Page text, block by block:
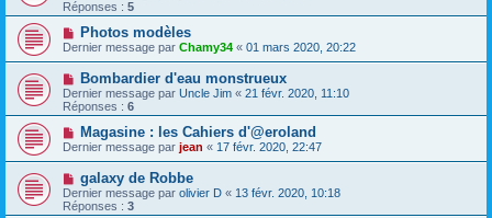
Réponses : 5
Photos modèles
Dernier message par Chamy34 « 01 mars 2020, 20:22
Bombardier d'eau monstrueux
Dernier message par Uncle Jim « 21 févr. 2020, 11:10
Réponses : 6
Magasine : les Cahiers d'@eroland
Dernier message par jean « 17 févr. 2020, 22:47
galaxy de Robbe
Dernier message par olivier D « 13 févr. 2020, 10:18
Réponses : 3